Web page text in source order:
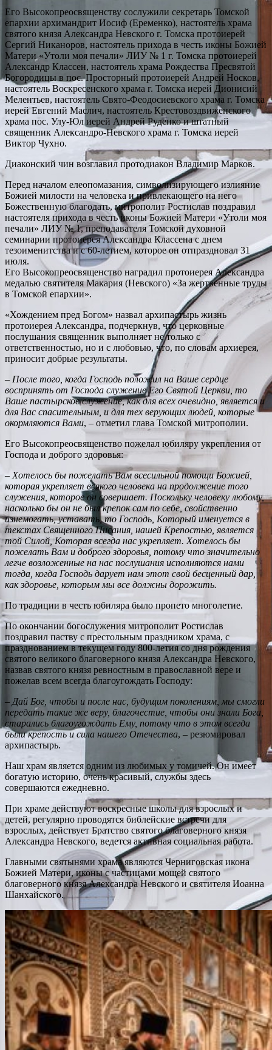
Его Высокопреосвященству сослужили секретарь Томской
епархии архимандрит Иосиф (Еременко), настоятель храма
святого князя Александра Невского г. Томска протоиерей
Сергий Никаноров, настоятель прихода в честь иконы Божией
Матери «Утоли моя печали» ЛИУ № 1 г. Томска протоиерей
Александр Классен, настоятель храма Рождества Пресвятой
Богородицы в пос. Просторный протоиерей Андрей Носков,
настоятель Воскресенского храма г. Томска иерей Дионисий
Мелентьев, настоятель Свято-Феодосиевского храма г. Томска
иерей Евгений Маслич, настоятель Крестовоздвиженского
храма пос. Улу-Юл иерей Андрей Руденко и штатный
священник Александро-Невского храма г. Томска иерей
Виктор Чухно.
Диаконский чин возглавил протодиакон Владимир Марков.
Перед началом елеопомазания, символизирующего излияние
Божией милости на человека и привлекающего на него
Божественную благодать, митрополит Ростислав поздравил
настоятеля прихода в честь иконы Божией Матери «Утоли моя
печали» ЛИУ № 1, преподавателя Томской духовной
семинарии протоиерея Александра Классена с днем
тезоименитства и с 60-летием, которое он отпраздновал 31
июля.
Его Высокопреосвященство наградил протоиерея Александра
медалью святителя Макария (Невского) «За жертвенные труды
в Томской епархии».
«Хождением пред Богом» назвал архипастырь жизнь
протоиерея Александра, подчеркнув, что церковные
послушания священник выполняет не только с
ответственностью, но и с любовью, что, по словам архиерея,
приносит добрые результаты.
– После того, когда Господь положил на Ваше сердце
воспринять от Господа служение Его Святой Церкви, то
Ваше пастырское служение, как для всех очевидно, является и
для Вас спасительным, и для тех верующих людей, которые
окормляются Вами, – отметил глава Томской митрополии.
Его Высокопреосвященство пожелал юбиляру укрепления от
Господа и доброго здоровья:
– Хотелось бы пожелать Вам всесильной помощи Божией,
которая укрепляет всякого человека на продолжение того
служения, которое он совершает. Поскольку человеку любому,
насколько бы он не был крепок сам по себе, свойственно
изнемогать, уставать, то Господь, Который именуется в
текстах Священного Писания, нашей Крепостью, является
той Силой, Которая всегда нас укрепляет. Хотелось бы
пожелать Вам и доброго здоровья, потому что значительно
легче возложенные на нас послушания исполняются нами
тогда, когда Господь дарует нам этот свой бесценный дар,
как здоровье, которым мы все должны дорожить.
По традиции в честь юбиляра было пропето многолетие.
По окончании богослужения митрополит Ростислав
поздравил паству с престольным праздником храма, с
празднованием в текущем году 800-летия со дня рождения
святого великого благоверного князя Александра Невского,
назвав святого князя ревностным в православной вере и
пожелав всем всегда благоугождать Господу:
– Дай Бог, чтобы и после нас, будущим поколениям, мы смогли
передать такие же веру, благочестие, чтобы они знали Бога,
старались благоугождать Ему, потому что в этом всегда
были крепость и сила нашего Отечества, – резюмировал
архипастырь.
Наш храм является одним из любимых у томичей. Он имеет
богатую историю, очень красивый, службы здесь
совершаются ежедневно.
При храме действуют воскресные школы для взрослых и
детей, регулярно проводятся библейские встречи для
взрослых, действует Братство святого благоверного князя
Александра Невского, ведется активная социальная работа.
Главными святынями храма являются Черниговская икона
Божией Матери, иконы с частицами мощей святого
благоверного князя Александра Невского и святителя Иоанна
Шанхайского.